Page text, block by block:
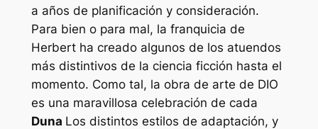
a años de planificación y consideración.
Para bien o para mal, la franquicia de
Herbert ha creado algunos de los atuendos
más distintivos de la ciencia ficción hasta el
momento. Como tal, la obra de arte de DIO
es una maravillosa celebración de cada
Duna Los distintos estilos de adaptación, y